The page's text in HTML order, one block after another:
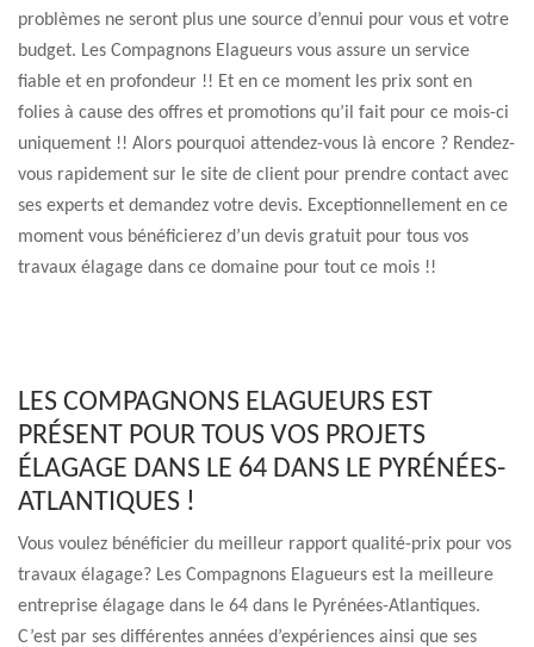
problèmes ne seront plus une source d’ennui pour vous et votre
budget. Les Compagnons Elagueurs vous assure un service
fiable et en profondeur !! Et en ce moment les prix sont en
folies à cause des offres et promotions qu’il fait pour ce mois-ci
uniquement !! Alors pourquoi attendez-vous là encore ? Rendez-
vous rapidement sur le site de client pour prendre contact avec
ses experts et demandez votre devis. Exceptionnellement en ce
moment vous bénéficierez d’un devis gratuit pour tous vos
travaux élagage dans ce domaine pour tout ce mois !!
LES COMPAGNONS ELAGUEURS EST
PRÉSENT POUR TOUS VOS PROJETS
ÉLAGAGE DANS LE 64 DANS LE PYRÉNÉES-
ATLANTIQUES !
Vous voulez bénéficier du meilleur rapport qualité-prix pour vos
travaux élagage? Les Compagnons Elagueurs est la meilleure
entreprise élagage dans le 64 dans le Pyrénées-Atlantiques.
C’est par ses différentes années d’expériences ainsi que ses